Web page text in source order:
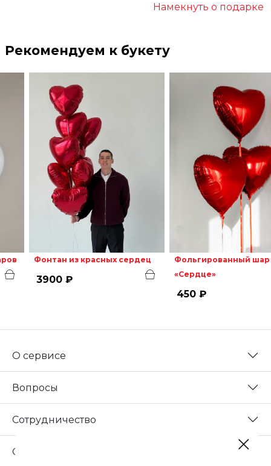
Намекнуть о подарке
Рекомендуем к букету
Фонтан из красных сердец
3900 ₽
Фольгированный шар
«Сердце»
450 ₽
О сервисе
Вопросы
Сотрудничество
Свяжитесь с нами